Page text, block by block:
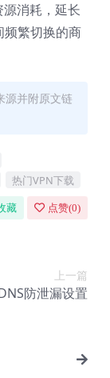
消耗，延长
频繁切换的商
并附原文链
热门VPN下载
藏 点赞(0)
上一篇
防泄漏设置